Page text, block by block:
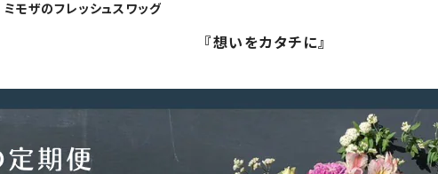
ミモザのフレッシュスワッグ
『想いをカタチに』